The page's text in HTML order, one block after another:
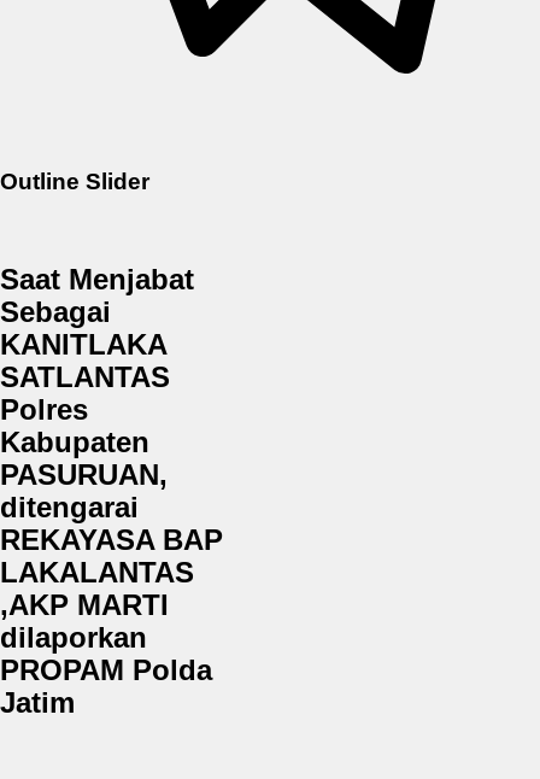
Outline Slider
Saat Menjabat
Sebagai
KANITLAKA
SATLANTAS
Polres
Kabupaten
PASURUAN,
ditengarai
REKAYASA BAP
LAKALANTAS
,AKP MARTI
dilaporkan
PROPAM Polda
Jatim